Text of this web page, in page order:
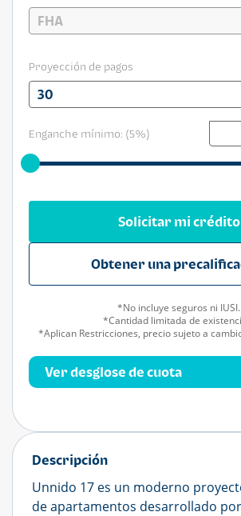
Descripción
Unnido 17 es un moderno
de apartamentos desarrollado
FHA
Proyección de pagos
30
Enganche mínimo: (5%)
Ver desglose de cuota
Solicitar mi crédito
Obtener una
*No incluye seguros ni IUSI.
*Cantidad limitada de
*Aplican Restricciones, precio sujeto a